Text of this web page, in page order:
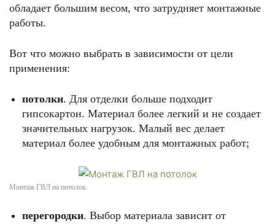
обладает большим весом, что затрудняет монтажные
работы.
Вот что можно выбрать в зависимости от цели
применения:
потолки. Для отделки больше подходит
гипсокартон. Материал более легкий и не создает
значительных нагрузок. Малый вес делает
материал более удобным для монтажных работ;
Монтаж ГВЛ на потолок
перегородки. Выбор материала зависит от